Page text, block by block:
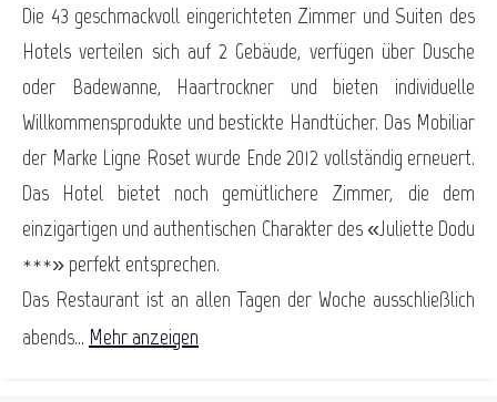
Die 43 geschmackvoll eingerichteten Zimmer und Suiten des
Hotels verteilen sich auf 2 Gebäude, verfügen über Dusche
oder Badewanne, Haartrockner und bieten individuelle
Willkommensprodukte und bestickte Handtücher. Das Mobiliar
der Marke Ligne Roset wurde Ende 2012 vollständig erneuert.
Das Hotel bietet noch gemütlichere Zimmer, die dem
einzigartigen und authentischen Charakter des «Juliette Dodu
***» perfekt entsprechen.
Das Restaurant ist an allen Tagen der Woche ausschließlich
abends... Mehr anzeigen